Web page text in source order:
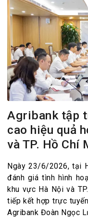
Agribank tập
cao hiệu quả
và TP. Hồ Chí
Ngày 23/6/2026, tại
đánh giá tình hình
khu vực Hà Nội và
tiếp kết hợp trực
Agribank Đoàn Ngọc